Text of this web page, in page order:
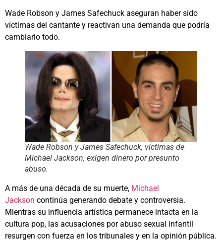
Wade Robson y James Safechuck aseguran haber sido
víctimas del cantante y reactivan una demanda que podría
cambiarlo todo.
Wade Robson y James Safechuck, víctimas de
Michael Jackson, exigen dinero por presunto
abuso.
A más de una década de su muerte, Michael
Jackson continúa generando debate y controversia.
Mientras su influencia artística permanece intacta en la
cultura pop, las acusaciones por abuso sexual infantil
resurgen con fuerza en los tribunales y en la opinión pública.